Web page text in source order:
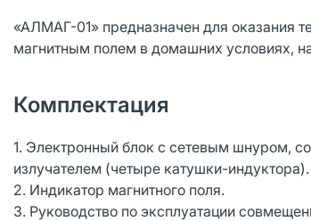
«АЛМАГ-01» предназначен для оказания
магнитным полем в домашних условиях,
Комплектация
1. Электронный блок с сетевым шнуром,
излучателем (четыре катушки-индуктора).
2. Индикатор магнитного поля.
3. Руководство по эксплуатации